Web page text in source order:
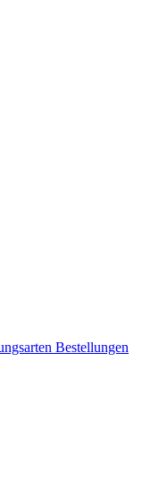
Bestellungen